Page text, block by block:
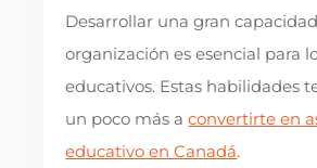
Desarrollar una gran
organización es esencial para
educativos. Estas habilidades
un poco más aconvertirte en
educativo en Canadá.